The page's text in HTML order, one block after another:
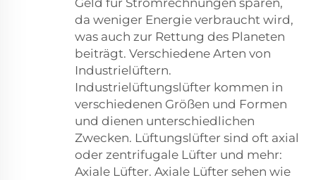
da weniger Energie verbraucht wird,
was auch zur Rettung des Planeten
beiträgt. Verschiedene Arten von
Industrielüftern.
Industrielüftungslüfter kommen in
verschiedenen Größen und Formen
und dienen unterschiedlichen
Zwecken. Lüftungslüfter sind oft axial
oder zentrifugale Lüfter und mehr:
Axiale Lüfter. Axiale Lüfter sehen wie